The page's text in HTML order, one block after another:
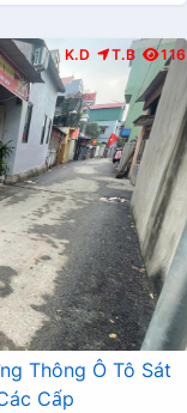
K.D T.B 116
Thông Ô Tô Sát
Cấp